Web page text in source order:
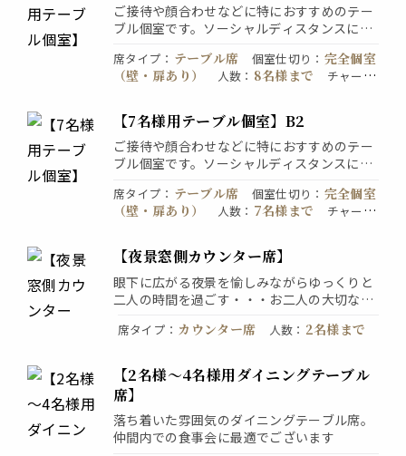
ご接待や顔合わせなどに特におすすめのテー
ブル個室です。ソーシャルディスタンスにて
のでご予約の際はお気軽にスタッフまでお申
し付け下さい
席タイプ ： テーブル席 個室仕切り ： 完全個室
（壁・扉あり）
人数 ： 8名様まで
チャー
【7名様用テーブル個室】B2
ご接待や顔合わせなどに特におすすめのテー
ブル個室です。ソーシャルディスタンスにて
のでご予約の際はお気軽にスタッフまでお申
し付け下さい
席タイプ ： テーブル席 個室仕切り ： 完全個室
（壁・扉あり）
人数 ： 7名様まで
チャー
【夜景窓側カウンター席】
眼下に広がる夜景を愉しみながらゆっくりと
二人の時間を過ごす・・・お二人の大切な時
景カウンターです。
いただいても空き状況によってはご用意出来
ない場合がございます。お電話で直接お問い
合わせしていただく事をお勧め致します。
席タイプ ： カウンター席 人数 ： 2名様まで
【2名様～4名様用ダイニングテーブル
席】
落ち着いた雰囲気のダイニングテーブル席。
仲間内での食事会に最適でございます